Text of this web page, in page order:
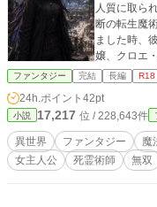
人質に取られ、致
断の転生魔術
ました時、
嬢、クロエ・ハ
女は周囲から“出
ち。 我儘で傲慢。 闇属性を持つ不吉な存在として家族からも
疎まれ、社交界でも孤立。
へ嫉妬して
いた。 だが。 その身体へ宿ったのは、死と戦場を知る最強の
魔女。 「……なるほど。随分と酷い環境ね」 闇属性の真価。
死霊術の本当の恐ろしさ。
エは、腐っ
ファンタジー 完結 長編 R18
24h.ポイント 42pt
小説 17,217 位 / 228,643件
異世界 ファンタジー 魔
女主人公
死霊術師 無双